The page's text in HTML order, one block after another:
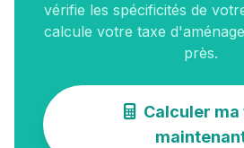
vérifie les spécificités de
calcule votre taxe
près.
Calculer ma